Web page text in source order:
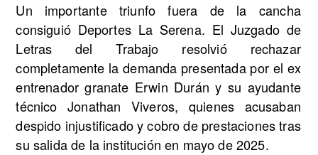
Un importante triunfo fuera de la cancha
consiguió Deportes La Serena. El Juzgado de
Letras del Trabajo resolvió rechazar
completamente la demanda presentada por el ex
entrenador granate Erwin Durán y su ayudante
técnico Jonathan Viveros, quienes acusaban
despido injustificado y cobro de prestaciones tras
su salida de la institución en mayo de 2025.